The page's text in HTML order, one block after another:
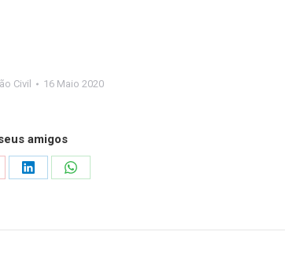
Civil 16 Maio 2020
amigos
Share
Share